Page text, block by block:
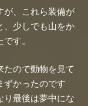
が、これら装備が
、少しでも山をか
す。
たので動物を見て
ずかったのです
り最後は夢中にな